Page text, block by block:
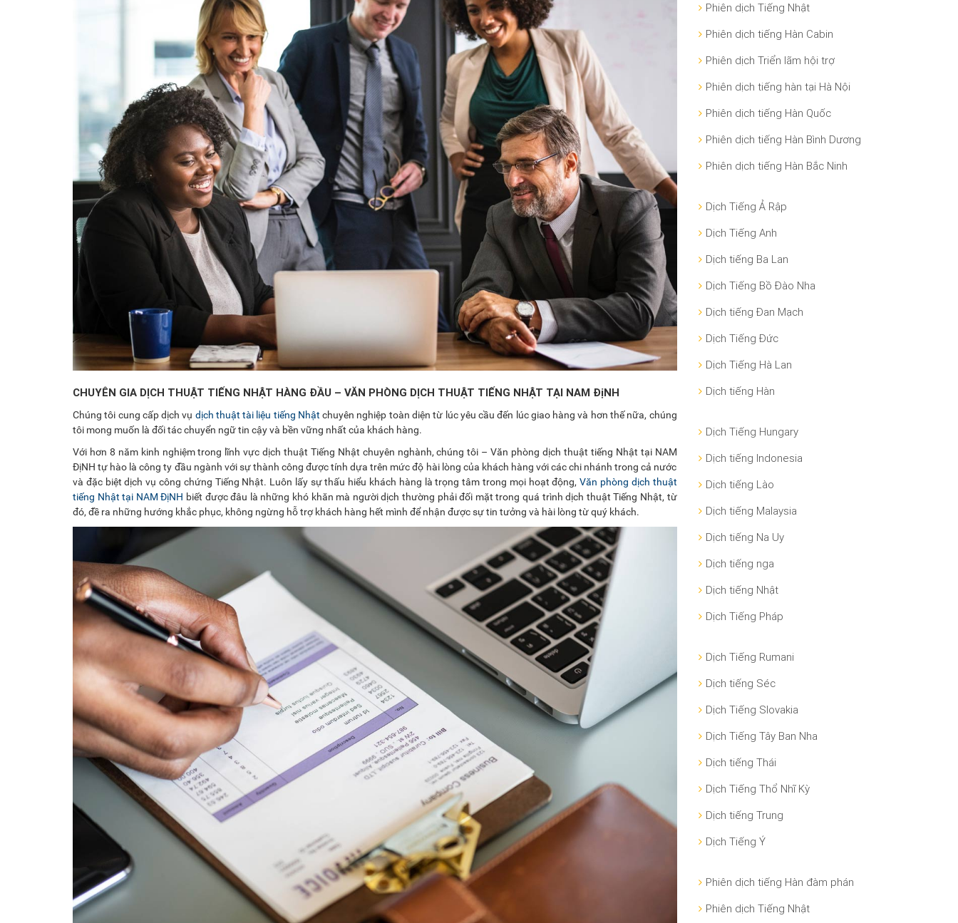
CHUYÊN GIA DỊCH THUẬT TIẾNG NHẬT HÀNG ĐẦU – VĂN PHÒNG DỊCH THUẬT TIẾNG NHẬT TẠI NAM ĐịNH
Chúng tôi cung cấp dịch vụ dịch thuật tài liệu tiếng Nhật chuyên nghiệp toàn diện từ lúc yêu cầu đến lúc giao hàng và hơn thế nữa, chúng
tôi mong muốn là đối tác chuyển ngữ tin cậy và bền vững nhất của khách hàng.
Với hơn 8 năm kinh nghiệm trong lĩnh vực dịch thuật Tiếng Nhật chuyên nghành, chúng tôi – Văn phòng dịch thuật tiếng Nhật tại NAM
ĐịNH tự hào là công ty đầu ngành với sự thành công được tính dựa trên mức độ hài lòng của khách hàng với các chi nhánh trong cả nước
và đặc biệt dịch vụ công chứng Tiếng Nhật. Luôn lấy sự thấu hiểu khách hàng là trọng tâm trong mọi hoạt động,Văn phòng dịch thuật
tiếng Nhật tại NAM ĐịNH biết được đâu là những khó khăn mà người dịch thường phải đối mặt trong quá trình dịch thuật Tiếng Nhật, từ
đó, đề ra những hướng khắc phục, không ngừng hỗ trợ khách hàng hết mình để nhận được sự tin tưởng và hài lòng từ quý khách.
Phiên dịch Tiếng Nhật
Phiên dịch tiếng Hàn Cabin
Phiên dịch Triển lãm hội trợ
Phiên dịch tiếng hàn tại Hà Nội
Phiên dịch tiếng Hàn Quốc
Phiên dịch tiếng Hàn Bình Dương
Phiên dịch tiếng Hàn Bắc Ninh
Dịch Tiếng Ả Rập
Dịch Tiếng Anh
Dịch tiếng Ba Lan
Dịch Tiếng Bồ Đào Nha
Dịch tiếng Đan Mạch
Dịch Tiếng Đức
Dịch Tiếng Hà Lan
Dịch tiếng Hàn
Dịch Tiếng Hungary
Dịch tiếng Indonesia
Dịch tiếng Lào
Dịch tiếng Malaysia
Dịch tiếng Na Uy
Dịch tiếng nga
Dịch tiếng Nhật
Dịch Tiếng Pháp
Dịch Tiếng Rumani
Dịch tiếng Séc
Dịch Tiếng Slovakia
Dịch Tiếng Tây Ban Nha
Dịch tiếng Thái
Dịch Tiếng Thổ Nhĩ Kỳ
Dịch tiếng Trung
Dịch Tiếng Ý
Phiên dịch tiếng Hàn đàm phán
Phiên dịch Tiếng Nhật